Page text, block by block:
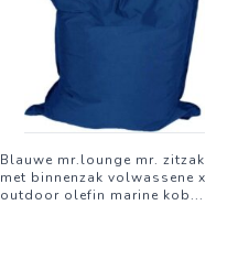
Blauwe mr.lounge mr. zitzak
met binnenzak volwassene x
outdoor olefin marine kob...